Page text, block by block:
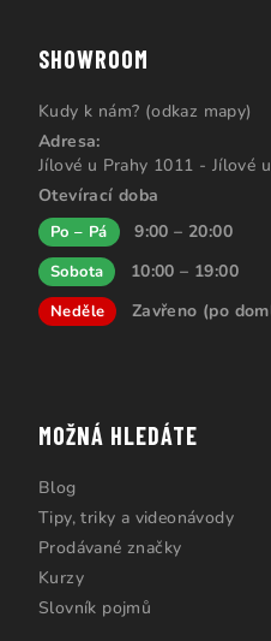
SHOWROOM
Kudy k nám? (odkaz mapy)
Adresa:
Jílové u Prahy 1011 - Jílové
Otevírací doba
Po – Pá 9:00 – 20:00
Sobota 10:00 – 19:00
Neděle Zavřeno (po
MOŽNÁ HLEDÁTE
Blog
Tipy, triky a videonávody
Prodávané značky
Kurzy
Slovník pojmů